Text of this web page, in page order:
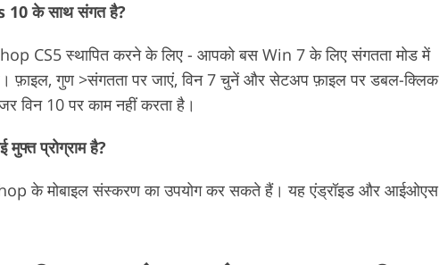
10 के साथ संगत है?
CS5 स्थापित करने के लिए - आपको बस Win 7 के लिए संगतता मोड में
फ़ाइल, गुण >संगतता पर जाएं, विन 7 चुनें और सेटअप फ़ाइल पर डबल-क्लिक
विन 10 पर काम नहीं करता है।
प्रोग्राम है?
के मोबाइल संस्करण का उपयोग कर सकते हैं। यह एंड्रॉइड और आईओएस